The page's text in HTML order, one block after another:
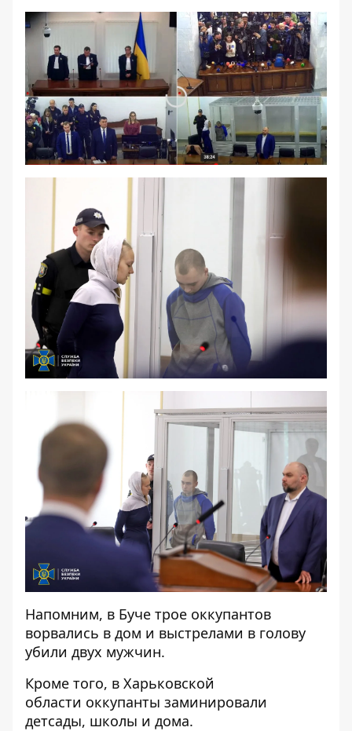
Напомним, в Буче трое оккупантов
ворвались в дом и выстрелами в голову
убили двух мужчин.
Кроме того, в Харьковской
области оккупанты заминировали
детсады, школы и дома.